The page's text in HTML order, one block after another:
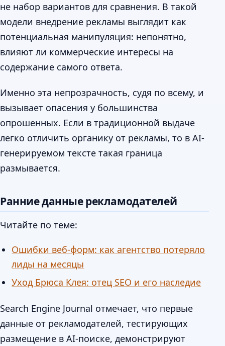
не набор вариантов для сравнения. В такой
модели внедрение рекламы выглядит как
потенциальная манипуляция: непонятно,
влияют ли коммерческие интересы на
содержание самого ответа.
Именно эта непрозрачность, судя по всему, и
вызывает опасения у большинства
опрошенных. Если в традиционной выдаче
легко отличить органику от рекламы, то в AI-
генерируемом тексте такая граница
размывается.
Ранние данные рекламодателей
Читайте по теме:
Ошибки веб-форм: как агентство потеряло
лиды на месяцы
Уход Брюса Клея: отец SEO и его наследие
Search Engine Journal отмечает, что первые
данные от рекламодателей, тестирующих
размещение в AI-поиске, демонстрируют